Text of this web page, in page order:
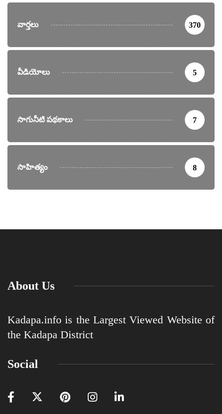
వార్తలు 370
వీడియోలు 5
సాగునీటి పథకాలు 7
సాహిత్యం 8
About Us
Kadapa.info is the Largest Viewed Website of
the Kadapa District
Social